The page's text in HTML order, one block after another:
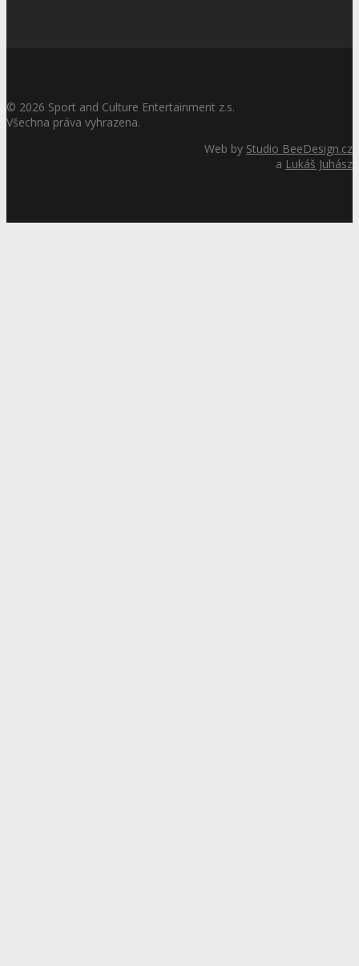
© 2026 Sport and Culture Entertainment z.s.
Všechna práva vyhrazena.
Web by Studio BeeDesign.cz
a Lukáš Juhász